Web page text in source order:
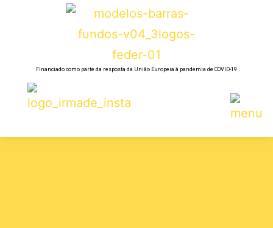
Financiado como parte da resposta da União Europeia à pandemia de COVID-19